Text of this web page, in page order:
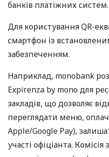
банків платіжних систем.
Для користування QR-
смартфон із
забезпеченням.
Наприклад, monobank
Expirenza by mono для
закладів, що дозволяє
переглядати меню,
Apple/Google Pay),
участі офіціанта.